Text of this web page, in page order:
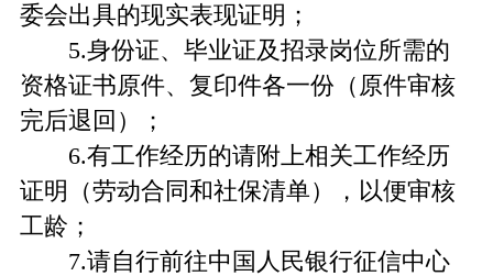
委会出具的现实表现证明；
5.身份证、毕业证及招录岗位所需的
资格证书原件、复印件各一份（原件审核
完后退回）；
6.有工作经历的请附上相关工作经历
证明（劳动合同和社保清单），以便审核
工龄；
7.请自行前往中国人民银行征信中心